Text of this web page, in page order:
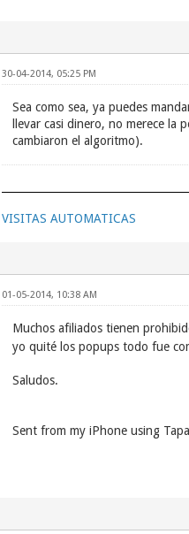
30-04-2014, 05:25 PM
Sea como sea, ya puedes
llevar casi dinero, no merece
cambiaron el algoritmo).
VISITAS AUTOMATICAS
01-05-2014, 10:38 AM
Muchos afiliados tienen
yo quité los popups todo fue
Saludos.
Sent from my iPhone using